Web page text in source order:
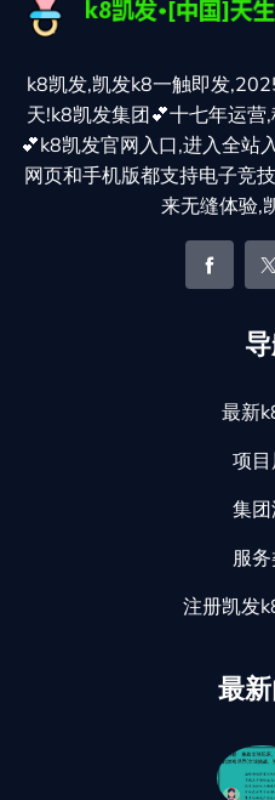
k8凯发,凯发k8一触即发
天!k8凯发集团💕十七年运营
💕k8凯发官网入口,进入全站
网页和手机版都支持电子竞
来无缝体验,
最新
项
集
服
注册凯发
最